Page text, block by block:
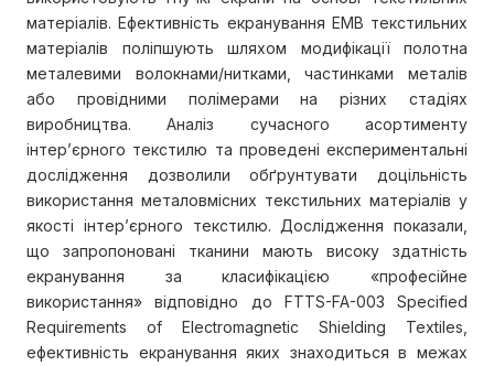
матеріалів. Ефективність екранування ЕМВ текстильних
матеріалів поліпшують шляхом модифікації полотна
металевими волокнами/нитками, частинками металів
або провідними полімерами на різних стадіях
виробництва. Аналіз сучасного асортименту
інтер’єрного текстилю та проведені експериментальні
дослідження дозволили обґрунтувати доцільність
використання металовмісних текстильних матеріалів у
якості інтер’єрного текстилю. Дослідження показали,
що запропоновані тканини мають високу здатність
екранування за класифікацією «професійне
використання» відповідно до FTTS-FA-003 Specified
Requirements of Electromagnetic Shielding Textiles,
ефективність екранування яких знаходиться в межах